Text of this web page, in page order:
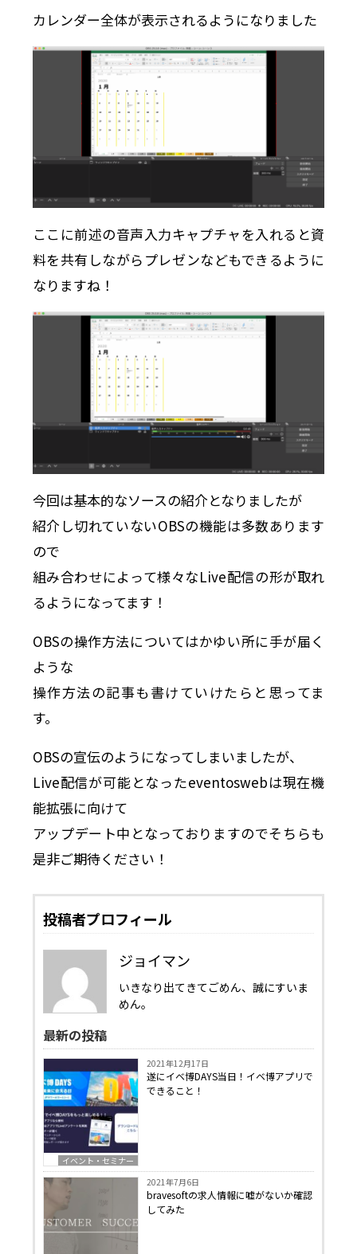
カレンダー全体が表示されるようになりました
ここに前述の音声入力キャプチャを入れると資
料を共有しながらプレゼンなどもできるように
なりますね！
今回は基本的なソースの紹介となりましたが
紹介し切れていないOBSの機能は多数あります
ので
組み合わせによって様々なLive配信の形が取れ
るようになってます！
OBSの操作方法についてはかゆい所に手が届く
ような
操作方法の記事も書けていけたらと思ってま
す。
OBSの宣伝のようになってしまいましたが、
Live配信が可能となったeventoswebは現在機
能拡張に向けて
アップデート中となっておりますのでそちらも
是非ご期待ください！
投稿者プロフィール
ジョイマン
いきなり出てきてごめん、誠にすいま
めん。
最新の投稿
イベント・セミナー
2021年12月17日
遂にイベ博DAYS当日！イベ博アプリで
できること！
2021年7月6日
bravesoftの求人情報に嘘がないか確認
してみた